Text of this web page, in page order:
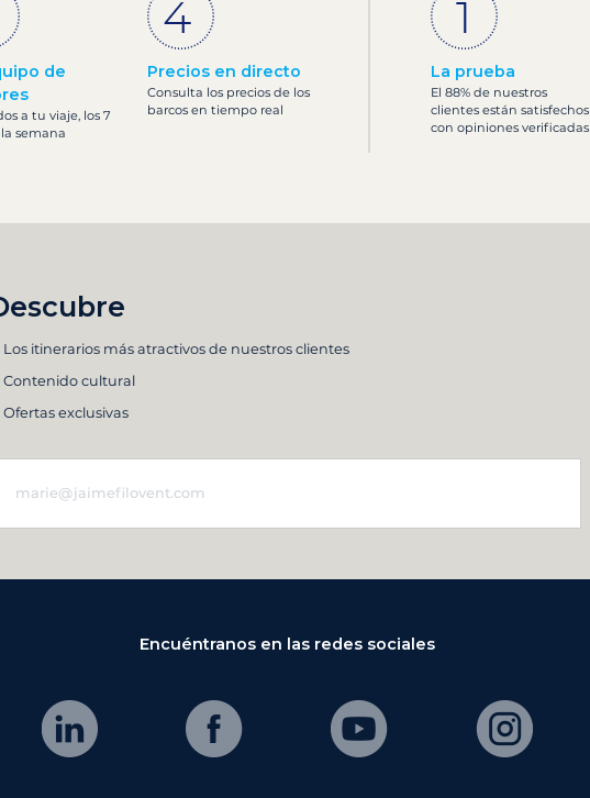
de
a tu viaje, los 7
semana
Precios en directo
Consulta los precios de los
barcos en tiempo real
La prueba
El 88% de nuestros
clientes están satisfechos
con opiniones verificadas
Los itinerarios más atractivos de nuestros clientes
Contenido cultural
Ofertas exclusivas
Encuéntranos en las redes sociales